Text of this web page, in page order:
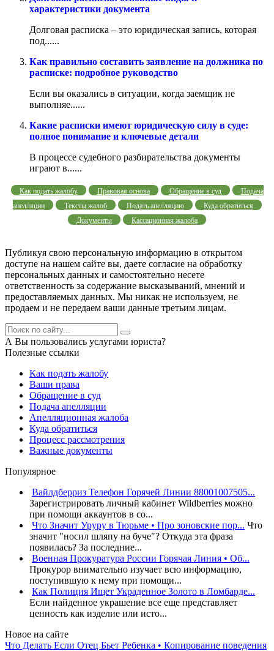
характеристики документа
Долговая расписка – это юридическая запись, которая
под......
Как правильно составить заявление на должника по
расписке: подробное руководство
Если вы оказались в ситуации, когда заемщик не
выполняе......
Какие расписки имеют юридическую силу в суде:
полное понимание и ключевые детали
В процессе судебного разбирательства документы
играют в......
Как подать жалобу Правовая основа Обращение в суд
Подача
апелляции
Тексты жалоб Подать апелляцию
Куда обратиться
Документы
Кассационная жалоба
Публикуя свою персональную информацию в открытом
доступе на нашем сайте вы, даете согласие на обработку
персональных данных и самостоятельно несете
ответственность за содержание высказываний, мнений и
предоставляемых данных. Мы никак не используем, не
продаем и не передаем ваши данные третьим лицам.
А Вы пользовались услугами юриста?
Полезные ссылки
Как подать жалобу
Ваши права
Обращение в суд
Подача апелляции
Апелляционная жалоба
Куда обратиться
Процесс рассмотрения
Важные документы
Популярное
Вайлдберриз Телефон Горячей Линии 88001007505...
Зарегистрировать личный кабинет Wildberries можно
при помощи аккаунтов в со...
Что Значит Уруру в Тюрьме • Про зоновские пор... Что
значит "носил шляпу на буче"? Откуда эта фраза
появилась? За последние...
Военная Прокуратура России Горячая Линия • Об...
Прокурор внимательно изучает всю информацию,
поступившую к нему при помощи...
Как Полиция Ищет Украденное Золото в Ломбарде...
Если найденное украшение все еще представляет
ценность как изделие или исто...
Новое на сайте
Что Делать Если Отец Бьет Ребенка • Копирование поведения